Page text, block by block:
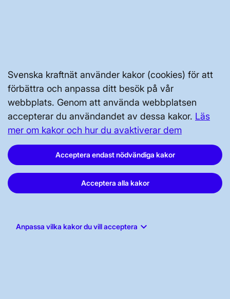
Svenska kraftnät använder kakor (cookies) för att
förbättra och anpassa ditt besök på vår
webbplats. Genom att använda webbplatsen
accepterar du användandet av dessa kakor. Läs
mer om kakor och hur du avaktiverar dem
Acceptera endast nödvändiga kakor
Acceptera alla kakor
Anpassa vilka kakor du vill acceptera keyboard_arrow_down
Svenska kraftnät, Box 1200, 172 24
Sundbyberg
E-post:registrator@svk.se
Vår dataskyddspolicy
Tillgänglighetsredogörelse